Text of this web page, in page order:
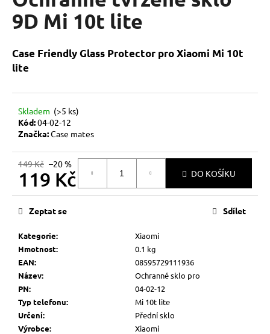
0,0
z
hvězdiček.
9D Mi 10t lite
Case Friendly Glass Protector pro Xiaomi Mi 10t
lite
Skladem (>5 ks)
Kód:04-02-12
Značka:Case mates
149 Kč –20 %
119 Kč
Měrná
DO KOŠÍKU
Kategorie:
Xiaomi
Hmotnost:
0.1 kg
EAN:
08595729111936
Název:
Ochranné sklo pro
PN:
04-02-12
Typ telefonu:
Mi 10t lite
Určení:
Přední sklo
Výrobce: Xiaomi
Zeptat se Sdílet
a
j
í
t
?
HLEDAT
D
o
p
o
u
u
e
m